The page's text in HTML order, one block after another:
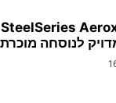
SteelSeries